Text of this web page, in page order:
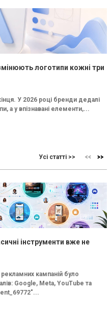
логотипи кожні три
У 2026 році бренди дедалі
а у впізнавані елементи,...
Усі статті >>
інструменти вже не
кампаній було
Google, Meta, YouTube та